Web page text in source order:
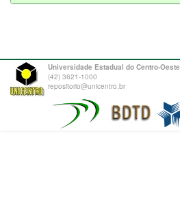
Universidade Estadual do Centro-Oeste
(42) 3621-1000
repositorio@unicentro.br